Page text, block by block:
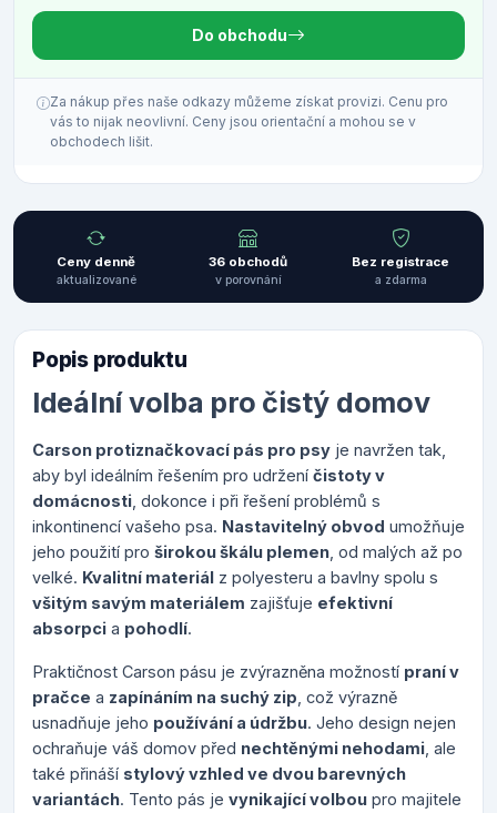
Do obchodu
Za nákup přes naše odkazy můžeme získat provizi. Cenu pro
vás to nijak neovlivní. Ceny jsou orientační a mohou se v
obchodech lišit.
Ceny denně
aktualizované
36 obchodů
v porovnání
Bez registrace
a zdarma
Popis produktu
Ideální volba pro čistý domov
Carson protiznačkovací pás pro psy je navržen tak,
aby byl ideálním řešením pro udržení čistoty v
domácnosti , dokonce i při řešení problémů s
inkontinencí vašeho psa. Nastavitelný obvod umožňuje
jeho použití pro širokou škálu plemen , od malých až po
velké. Kvalitní materiál z polyesteru a bavlny spolu s
všitým savým materiálem zajišťuje efektivní
absorpci a pohodlí.
Praktičnost Carson pásu je zvýrazněna možností praní v
pračce a zapínáním na suchý zip , což výrazně
usnadňuje jeho používání a údržbu. Jeho design nejen
ochraňuje váš domov před nechtěnými nehodami , ale
také přináší stylový vzhled ve dvou barevných
variantách. Tento pás je vynikající volbou pro majitele